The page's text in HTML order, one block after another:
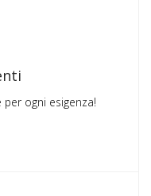
per ogni esigenza!